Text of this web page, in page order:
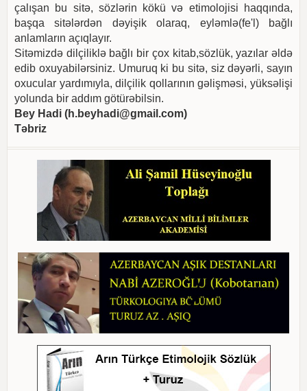
çalışan bu sitə, sözlərin kökü və etimolojisi haqqında,
başqa sitələrdən dəyişik olaraq, eyləmlə(fe'l) bağlı
anlamların açıqlayır.
Sitəmizdə dilçiliklə bağlı bir çox kitab,sözlük, yazılar əldə
edib oxuyabilərsiniz. Umuruq ki bu sitə, siz dəyərli, sayın
oxucular yardımıyla, dilçilik qollarının gəlişməsi, yüksəlişi
yolunda bir addım götürəbilsin.
Bey Hadi (h.beyhadi@gmail.com)
Təbriz